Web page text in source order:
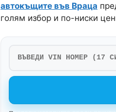
автокъщите във Враца
голям избор и по-ниски